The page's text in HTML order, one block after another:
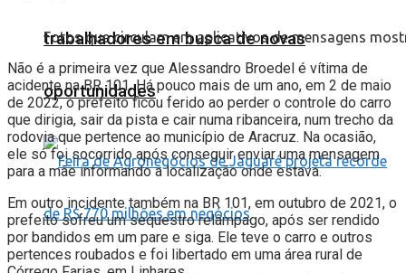
trabalhadores em busca de novas
oportunidades
Fotos que circulam em aplicativos de mensagens
Não é a primeira vez que Alessandro Broedel é vítima de
acidente na BR 101. Há pouco mais de um ano, em 2 de maio
de 2022, o prefeito ficou ferido ao perder o controle do carro
que dirigia, sair da pista e cair numa ribanceira, num trecho da
rodovia que pertence ao município de Aracruz. Na ocasião,
ele só foi socorrido após conseguir enviar uma mensagem
para a mãe informando a localização onde estava.
Em outro incidente também na BR 101, em outubro de 2021, o
prefeito sofreu um sequestro relâmpago, após ser rendido
por bandidos em um pare e siga. Ele teve o carro e outros
pertences roubados e foi libertado em uma área rural de